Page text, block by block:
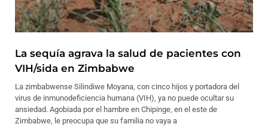
La sequía agrava la salud de pacientes con
VIH/sida en Zimbabwe
La zimbabwense Silindiwe Moyana, con cinco hijos y portadora del
virus de inmunodeficiencia humana (VIH), ya no puede ocultar su
ansiedad. Agobiada por el hambre en Chipinge, en el este de
Zimbabwe, le preocupa que su familia no vaya a